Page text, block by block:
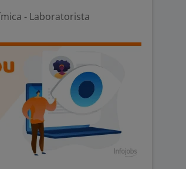
- Laboratorista